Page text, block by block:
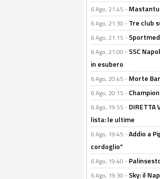
6 Ago, 21:45 -
6 Ago, 21:30 - Tre club
6 Ago, 21:15 -
6 Ago, 21:00 - SSC
in esubero
6 Ago, 20:45 - Morte
6 Ago, 20:15 -
6 Ago, 19:55 - DIRETTA
lista: le ultime
6 Ago, 19:45 -Addio a
cordoglio"
6 Ago, 19:40 -
6 Ago, 19:30 - Sky: il